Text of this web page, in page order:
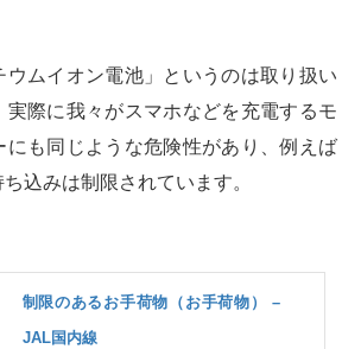
ウムイオン電池」というのは取り扱い
実際に我々がスマホなどを充電するモ
にも同じような危険性があり、例えば
込みは制限されています。
制限のあるお手荷物（お手荷物） –
JAL国内線